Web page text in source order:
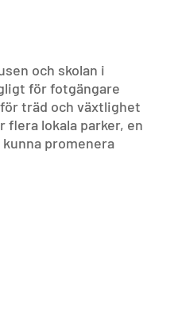
och skolan i
för fotgängare
träd och växtlighet
flera lokala parker, en
promenera